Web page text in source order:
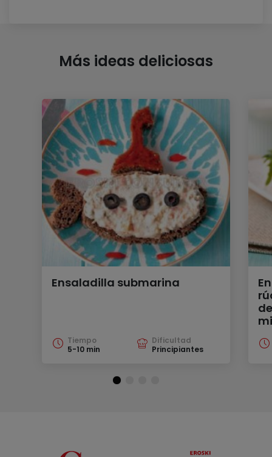
Más ideas deliciosas
Ensaladilla submarina
Tiempo
5-10 min
Dificultad
Principiantes